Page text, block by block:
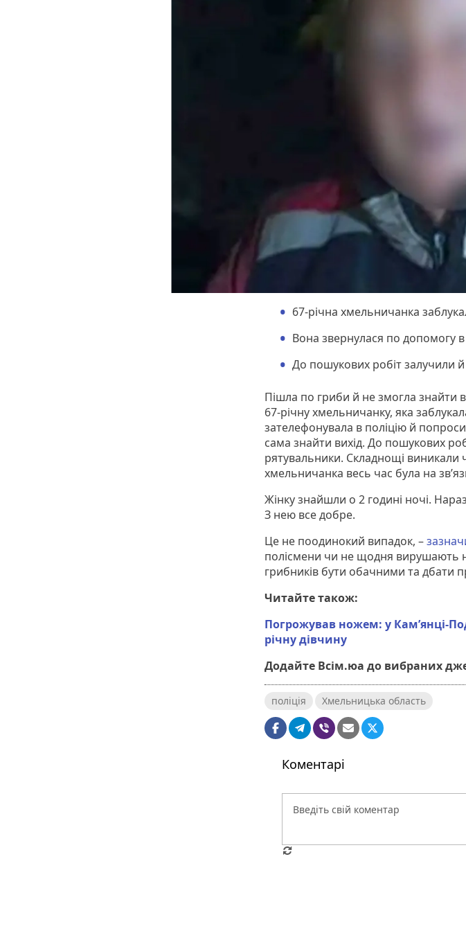
67-річна хмельничанка
Вона звернулася по допомогу в
До пошукових робіт залучили й
Пішла по гриби й не змогла знайти
67-річну хмельничанку, яка
зателефонувала в поліцію й
сама знайти вихід. До пошукових
рятувальники. Складнощі виникали
хмельничанка весь час була на
Жінку знайшли о 2 годині ночі.
З нею все добре.
Це не поодинокий випадок, –
полісмени чи не щодня вирушають
грибників бути обачними та дбати
Читайте також:
Погрожував ножем: у Кам’янці-
річну дівчину
Додайте Всім.юа до вибраних
поліція Хмельницька область
Коментарі